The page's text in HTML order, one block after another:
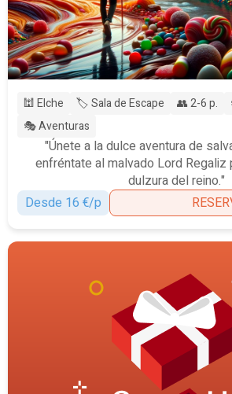
🕍 Elche 🏷️ Sala de Escape 👥 2-6 p.
🎭 Aventuras
"Únete a la dulce aventura de
enfréntate al malvado Lord Regaliz
dulzura del reino."
Desde 16 €/p